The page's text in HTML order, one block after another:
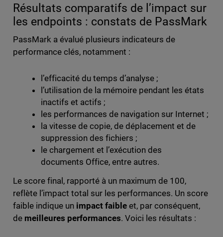
Résultats comparatifs de l’impact sur
les endpoints : constats de PassMark
PassMark a évalué plusieurs indicateurs de
performance clés, notamment :
l’efficacité du temps d’analyse ;
l’utilisation de la mémoire pendant les états
inactifs et actifs ;
les performances de navigation sur Internet ;
la vitesse de copie, de déplacement et de
suppression des fichiers ;
le chargement et l’exécution des
documents Office, entre autres.
Le score final, rapporté à un maximum de 100,
reflète l’impact total sur les performances. Un score
faible indique un impact faible et, par conséquent,
de meilleures performances. Voici les résultats :